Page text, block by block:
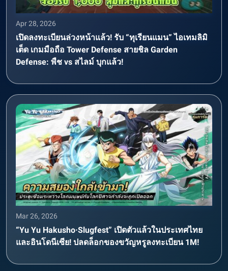
Apr 28, 2026
เปิดลงทะเบียนล่วงหน้าแล้ว! รับ “ทุเรียนแมน” ไอเทมลิมิ
เต็ด เกมมือถือ Tower Defense สายชิล Garden
Defense: พืช vs สไลม์ บุกแล้ว!
Mar 26, 2026
“Yu Yu Hakusho·Slugfest” เปิดตัวแล้วในประเทศไทย
และอินโดนีเซีย! ปลดล็อกของขวัญหรูลงทะเบียน 1M!